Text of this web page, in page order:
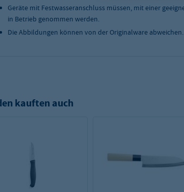
Geräte mit Festwasseranschluss müssen, mit einer
in Betrieb genommen werden.
Die Abbildungen können von der Originalware abweichen.
kauften auch